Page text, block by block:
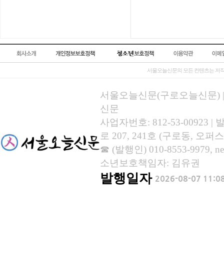
서울오늘신문의 모든 컨텐츠는 저
서울오늘신문(구로오늘신문)
신문
사업자번호: 812-53-00923 |
로 207, 241호 (구로동, 오퍼
☎ (발행인) 010-8553-9979,
소년보호책임자: 김유권
발행일자